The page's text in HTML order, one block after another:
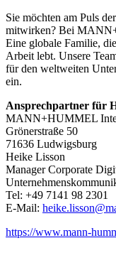
Sie möchten am Puls
mitwirken? Bei
Eine globale Familie,
Arbeit lebt. Unsere
für den weltweiten
ein.
Ansprechpartner für
MANN+HUMMEL
Grönerstraße 50
71636 Ludwigsburg
Heike Lisson
Manager Corporate
Tel: +49 7141 98 2301
E-Mail:
https://www.mann-